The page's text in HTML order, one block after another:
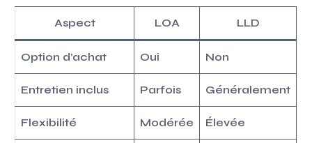
Aspect LOA LLD
Option d’achat Oui Non
Entretien inclus Parfois Généralement
Flexibilité Modérée Élevée